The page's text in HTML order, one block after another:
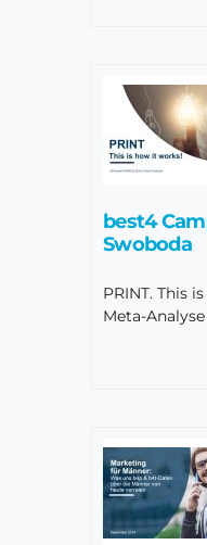
best4
Swoboda
PRINT. This
Meta-